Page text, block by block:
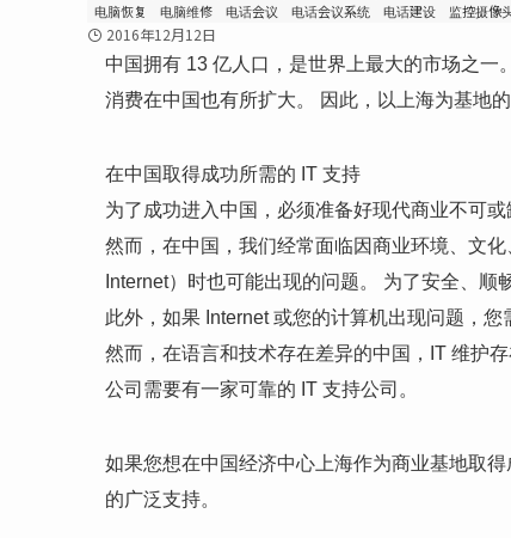
电脑恢复
电脑维修 电话会议 电话会议系统 电话建设 监控摄像
2016年12月12日
中国拥有 13 亿人口，是世界上最大的市场之一
消费在中国也有所扩大。 因此，以上海为基地
在中国取得成功所需的 IT 支持
为了成功进入中国，必须准备好现代商业不可或
然而，在中国，我们经常面临因商业环境、文
Internet）时也可能出现的问题。 为了安全、顺
此外，如果 Internet 或您的计算机出现问题，您
然而，在语言和技术存在差异的中国，IT 维护
公司需要有一家可靠的 IT 支持公司。
如果您想在中国经济中心上海作为商业基地取
的广泛支持。